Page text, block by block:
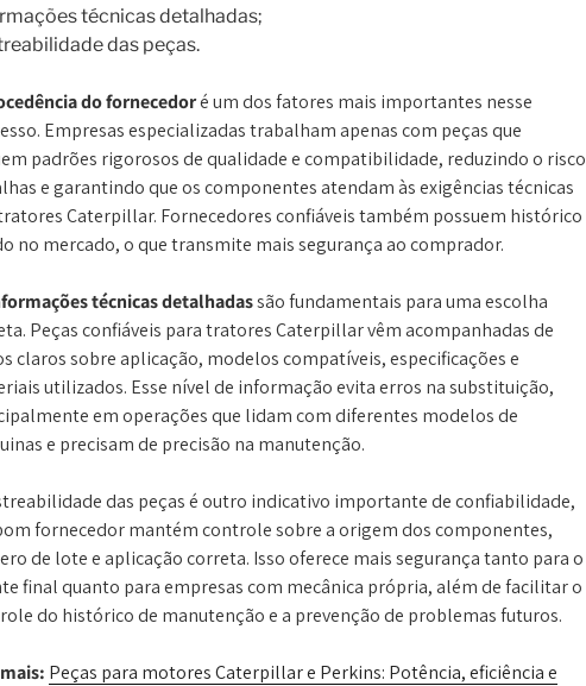
técnicas detalhadas;
das peças.
do fornecedoré um dos fatores mais importantes nesse
Empresas especializadas trabalham apenas com peças que
padrões rigorosos de qualidade e compatibilidade, reduzindo o risco
e garantindo que os componentes atendam às exigências técnicas
Caterpillar. Fornecedores confiáveis também possuem histórico
no mercado, o que transmite mais segurança ao comprador.
técnicas detalhadassão fundamentais para uma escolha
Peças confiáveis para tratores Caterpillar vêm acompanhadas de
claros sobre aplicação, modelos compatíveis, especificações e
utilizados. Esse nível de informação evita erros na substituição,
em operações que lidam com diferentes modelos de
e precisam de precisão na manutenção.
das peças é outro indicativo importante de confiabilidade,
fornecedor mantém controle sobre a origem dos componentes,
de lote e aplicação correta. Isso oferece mais segurança tanto para o
final quanto para empresas com mecânica própria, além de facilitar o
do histórico de manutenção e a prevenção de problemas futuros.
Peças para motores Caterpillar e Perkins: Potência, eficiência e